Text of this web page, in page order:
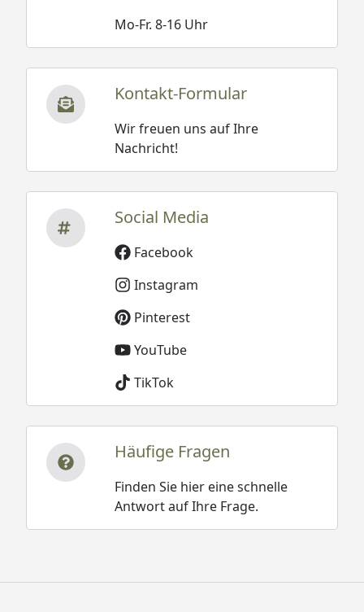
Mo-Fr. 8-16 Uhr
Kontakt-Formular
Wir freuen uns auf Ihre
Nachricht!
Social Media
Facebook
Instagram
Pinterest
YouTube
TikTok
Häufige Fragen
Finden Sie hier eine schnelle
Antwort auf Ihre Frage.